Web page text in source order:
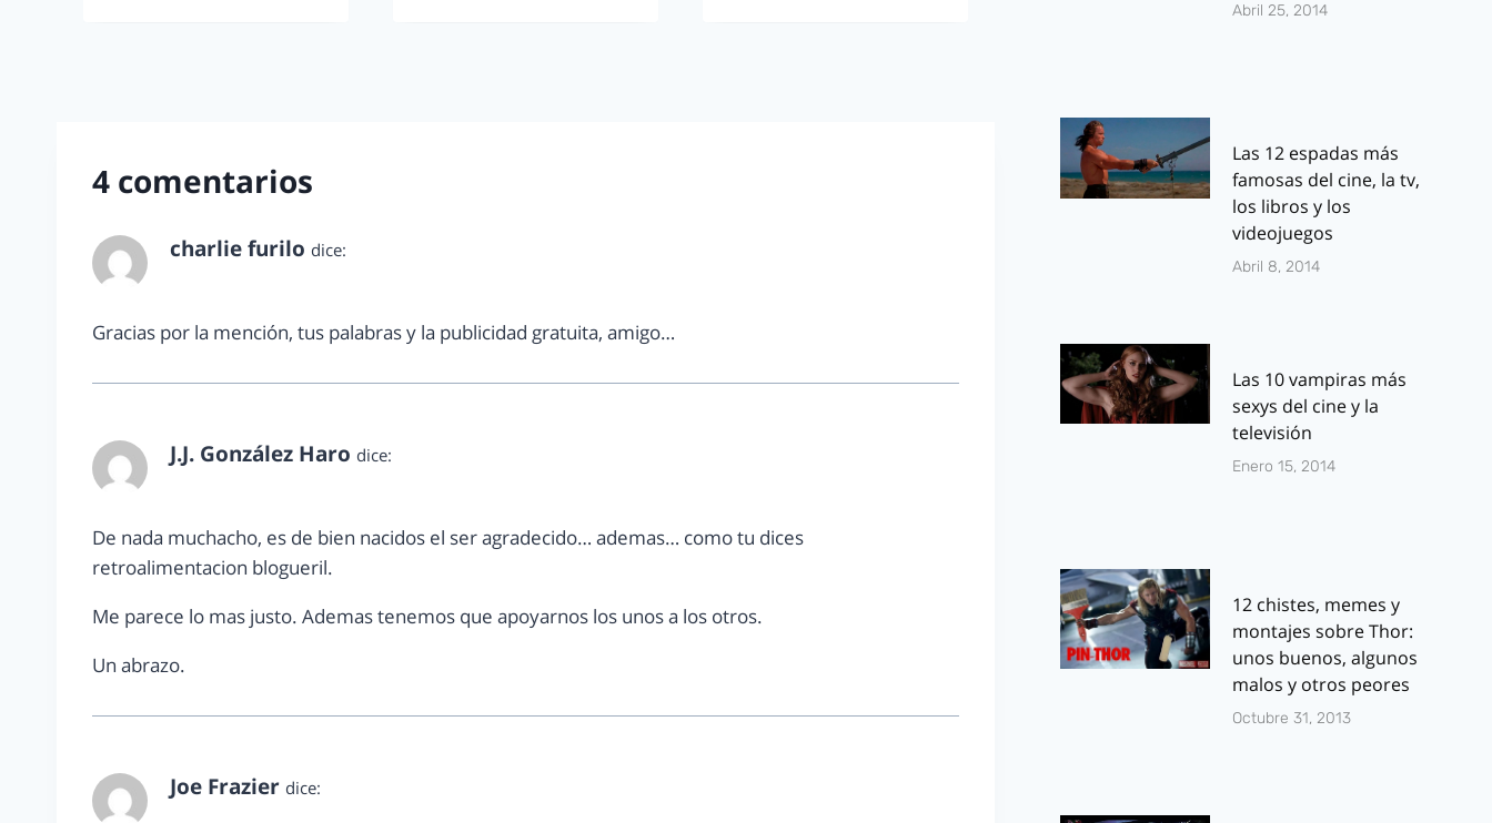
4 comentarios
charlie furilo dice:
Gracias por la mención, tus palabras y la publicidad gratuita, amigo…
J.J. González Haro dice:
De nada muchacho, es de bien nacidos el ser agradecido… ademas… como tu dices
retroalimentacion blogueril.
Me parece lo mas justo. Ademas tenemos que apoyarnos los unos a los otros.
Un abrazo.
Joe Frazier dice:
Abril 25, 2014
Las 12 espadas más
famosas del cine, la tv,
los libros y los
videojuegos
Abril 8, 2014
Las 10 vampiras más
sexys del cine y la
televisión
Enero 15, 2014
12 chistes, memes y
montajes sobre Thor:
unos buenos, algunos
malos y otros peores
Octubre 31, 2013